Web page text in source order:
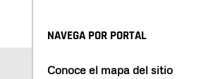
NAVEGA POR PORTAL
Conoce el mapa del sitio